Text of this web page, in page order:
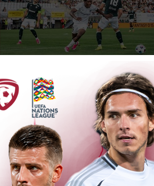
FC RFS mājās būs jāatspēlējas
pret "Jablonec"
Ceturtdienas vakarā savas spēles UEFA
Konferences līgas kvalifikācijas trešajā kārtā
aizvadīja divi Latvijas klubi. FC RFS izbraukumā ar
0:2 zaudēja Čehijas "Jablonec"...
06. augusts 2026.